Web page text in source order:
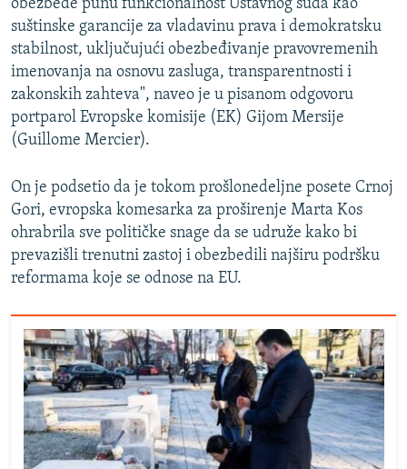
SVE KARTE DEJTONA
NASTANAK I RASPAD JUGOSLAVIJE
obezbede punu funkcionalnost Ustavnog suda kao
suštinske garancije za vladavinu prava i demokratsku
stabilnost, uključujući obezbeđivanje pravovremenih
imenovanja na osnovu zasluga, transparentnosti i
zakonskih zahteva", naveo je u pisanom odgovoru
portparol Evropske komisije (EK) Gijom Mersije
(Guillome Mercier).
On je podsetio da je tokom prošlonedeljne posete Crnoj
Gori, evropska komesarka za proširenje Marta Kos
ohrabrila sve političke snage da se udruže kako bi
prevazišli trenutni zastoj i obezbedili najširu podršku
reformama koje se odnose na EU.